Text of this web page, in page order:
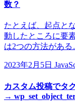
数？
たとえば、起点と
動したところに要
は2つの方法がある
2023年2月5日
カスタム投稿でタ
→